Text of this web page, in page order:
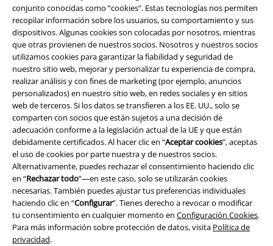
conjunto conocidas como “cookies”. Estas tecnologías nos permiten
recopilar información sobre los usuarios, su comportamiento y sus
dispositivos. Algunas cookies son colocadas por nosotros, mientras
que otras provienen de nuestros socios. Nosotros y nuestros socios
utilizamos cookies para garantizar la fiabilidad y seguridad de
nuestro sitio web, mejorar y personalizar tu experiencia de compra,
realizar análisis y con fines de marketing (por ejemplo, anuncios
personalizados) en nuestro sitio web, en redes sociales y en sitios
web de terceros. Si los datos se transfieren a los EE. UU., solo se
comparten con socios que están sujetos a una decisión de
adecuación conforme a la legislación actual de la UE y que están
debidamente certificados. Al hacer clic en “Aceptar cookies”, aceptas
el uso de cookies por parte nuestra y de nuestros socios.
Alternativamente, puedes rechazar el consentimiento haciendo clic
en “Rechazar todo”—en este caso, solo se utilizarán cookies
necesarias. También puedes ajustar tus preferencias individuales
haciendo clic en “Configurar”. Tienes derecho a revocar o modificar
tu consentimiento en cualquier momento en Configuración Cookies.
Para más información sobre protección de datos, visita Política de
privacidad.
durante miles de años no solo para diseñar ropa sino también calzado y
todo tipo de complementos.
No obstante, en la actualidad también existen alternativas sintéticas
que proporcionan un aspecto muy similar y que se adaptan de igual
manera a cada ocasión. En tu tienda oficial EMP también encontrarás
chaquetas de cuero de imitación, con las que podrás dotar a tu
vestimenta de un carácter único y genuino durante cualquier
temporada y combinarlas de manera sencilla con cualquier tipo de
prenda.
¿Qué te parecen unas zapatillas chulas para combinar excelente con tu
outfit de chaqueta de cuero? Entonces, echa un vistazo a nuestra gran
selección de zapatillas ...
Zapatillas
Zapatillas Altas
Zapatillas Bajas